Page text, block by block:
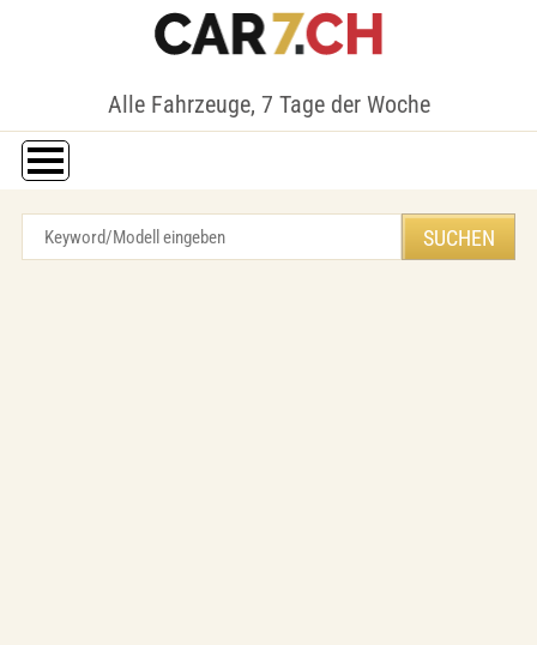
Alle Fahrzeuge, 7 Tage der Woche